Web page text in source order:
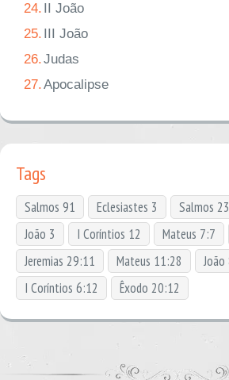
24. II João
25. III João
26.Judas
27.Apocalipse
Tags
Salmos 91 Eclesiastes 3 Salmos 23
João 3
I Coríntios 12 Mateus 7:7
Jeremias 29:11
Mateus 11:28
I Coríntios 6:12
Êxodo 20:12